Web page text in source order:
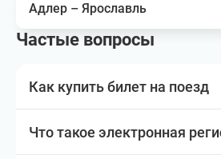
Адлер – Ярославль
Частые вопросы
Как купить билет на поезд
Что такое электронная